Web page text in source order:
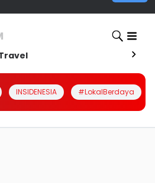
INSIDENESIA #LokalBerdaya